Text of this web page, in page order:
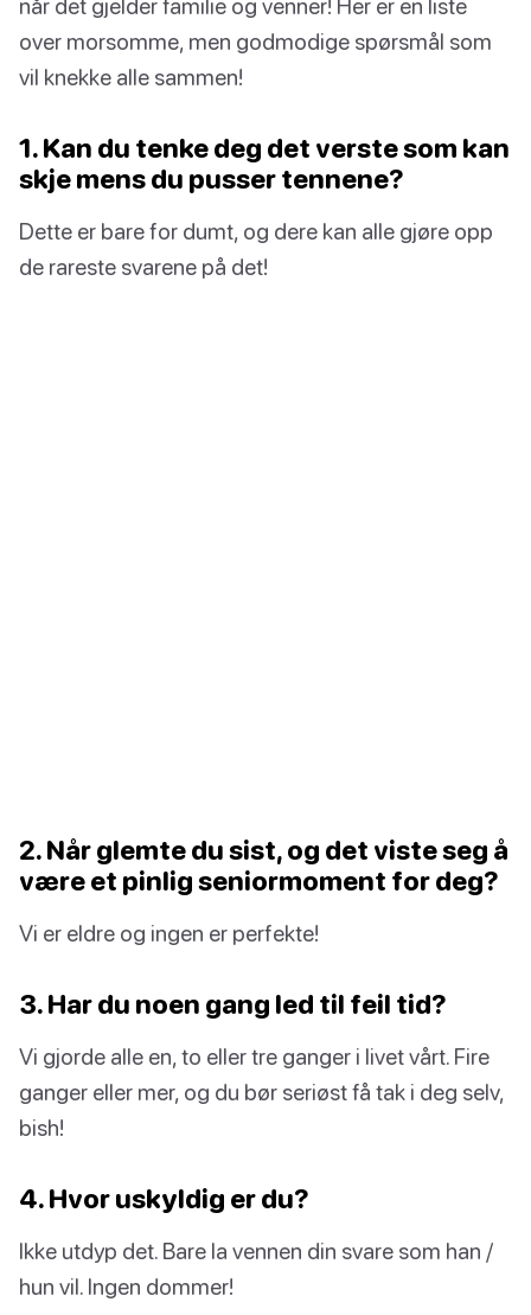
når det gjelder familie og venner! Her er en liste
over morsomme, men godmodige spørsmål som
vil knekke alle sammen!
1. Kan du tenke deg det verste som kan
skje mens du pusser tennene?
Dette er bare for dumt, og dere kan alle gjøre opp
de rareste svarene på det!
2. Når glemte du sist, og det viste seg å
være et pinlig seniormoment for deg?
Vi er eldre og ingen er perfekte!
3. Har du noen gang led til feil tid?
Vi gjorde alle en, to eller tre ganger i livet vårt. Fire
ganger eller mer, og du bør seriøst få tak i deg selv,
bish!
4. Hvor uskyldig er du?
Ikke utdyp det. Bare la vennen din svare som han /
hun vil. Ingen dommer!